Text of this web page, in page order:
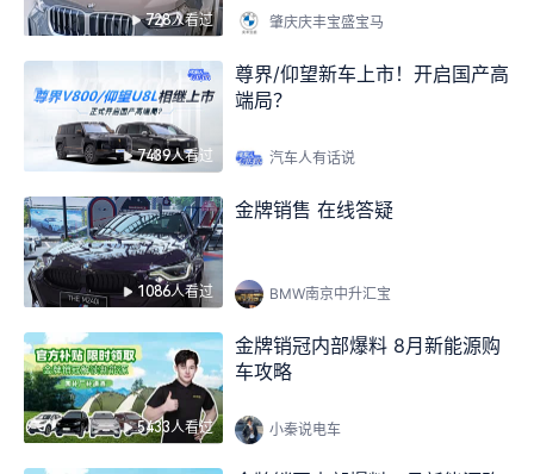
728人看过 肇庆庆丰宝盛宝马
7439人看过
尊界/仰望新车上市！开启国产高
端局？
汽车人有话说
1086人看过
金牌销售 在线答疑
BMW南京中升汇宝
5433人看过
金牌销冠内部爆料 8月新能源购
车攻略
小秦说电车